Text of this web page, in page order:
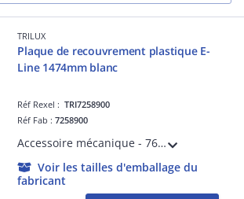
TRILUX
Plaque de recouvrement plastique E-
Line 1474mm blanc
Réf Rexel :TRI7258900
Réf Fab :7258900
Accessoire mécanique - 765... E-Line - blanc
Voir les tailles d'emballage du
fabricant